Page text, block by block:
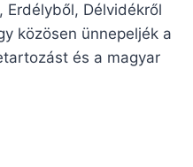
, Erdélyből, Délvidékről
közösen ünnepeljék a
és a magyar